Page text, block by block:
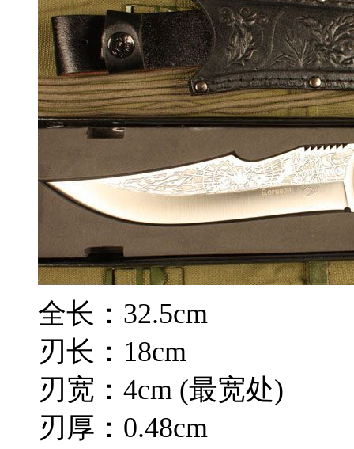
全长：32.5cm
刃长：18cm
刃宽：4cm (最宽处)
刃厚：0.48cm